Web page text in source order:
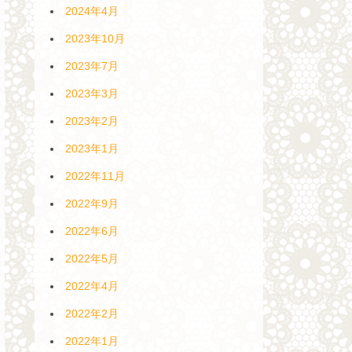
2024年4月
2023年10月
2023年7月
2023年3月
2023年2月
2023年1月
2022年11月
2022年9月
2022年6月
2022年5月
2022年4月
2022年2月
2022年1月